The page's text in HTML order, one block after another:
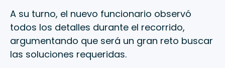
A su turno, el nuevo funcionario observó
todos los detalles durante el recorrido,
argumentando que será un gran reto buscar
las soluciones requeridas.